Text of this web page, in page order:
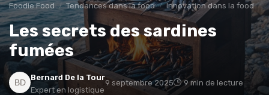
Foodie Food Tendances dans la food Innovation dans la food
Les secrets des sardines
fumées
Bernard De la Tour
Expert en logistique
9 septembre 2025 9 min de lecture